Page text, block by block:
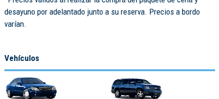
desayuno por adelantado junto a su reserva. Precios a bordo
varían.
Vehículos